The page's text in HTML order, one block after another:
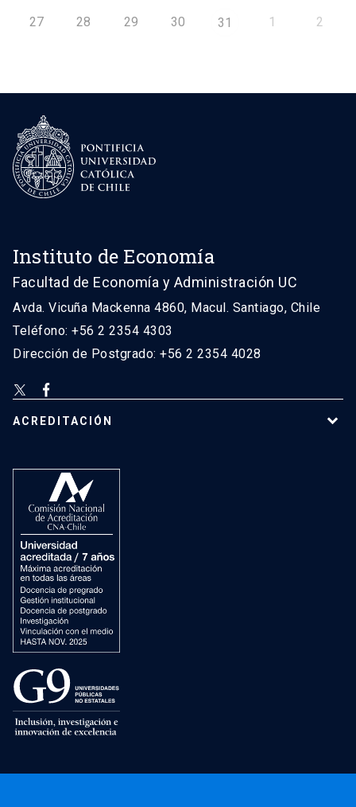
27 28 29 30 31 1 2
Instituto de Economía
Facultad de Economía y Administración UC
Avda. Vicuña Mackenna 4860, Macul. Santiago, Chile
Teléfono: +56 2 2354 4303
Dirección de Postgrado: +56 2 2354 4028
ACREDITACIÓN